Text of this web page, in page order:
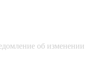
об изменении